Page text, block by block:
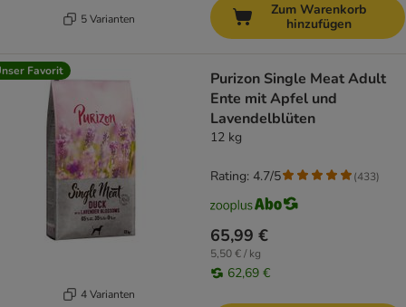
5 Varianten
Zum Warenkorb
hinzufügen
Favorit
4 Varianten
Purizon Single Meat Adult
Ente mit Apfel und
Lavendelblüten
12 kg
65,99 €
5,50 € / kg
62,69 €
Rating: 4.7/5 (433)